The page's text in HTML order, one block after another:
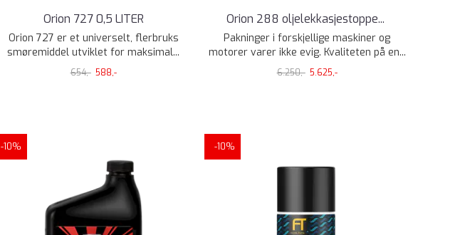
Orion 727 0,5 LITER
Orion 727 er et universelt, flerbruks
smøremiddel utviklet for maksimal...
654,- 588,-
Orion 288 oljelekkasjestoppe...
Pakninger i forskjellige maskiner og
motorer varer ikke evig. Kvaliteten på en...
6.250,- 5.625,-
-10% -10%